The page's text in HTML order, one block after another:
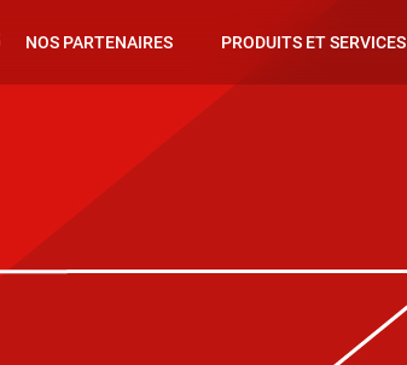
NOS PARTENAIRES PRODUITS ET SERVICES